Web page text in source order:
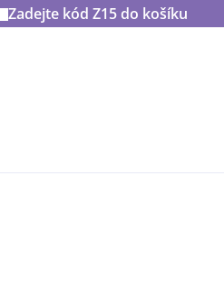
Zadejte kód Z15do košíku